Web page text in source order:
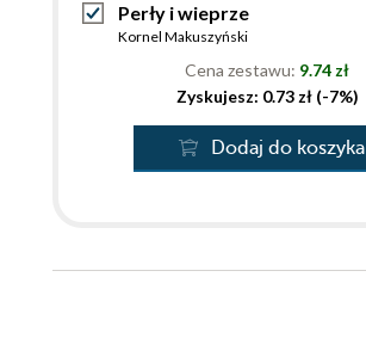
Perły i wieprze
Kornel Makuszyński
Cena zestawu: 9.74 zł
Zyskujesz: 0.73 zł (-7%)
Dodaj do koszyka